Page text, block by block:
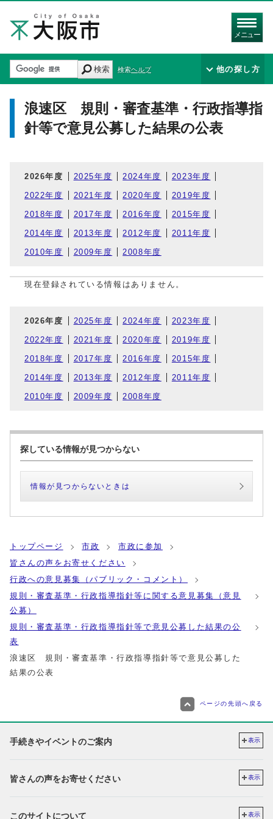
メニュー
検索 検索ヘルプ 他の探し方
浪速区 規則・審査基準・行政指導指
針等で意見公募した結果の公表
2026年度 2025年度 2024年度 2023年度
2022年度 2021年度 2020年度 2019年度
2018年度 2017年度 2016年度 2015年度
2014年度 2013年度 2012年度 2011年度
2010年度 2009年度 2008年度
現在登録されている情報はありません。
2026年度 2025年度 2024年度 2023年度
2022年度 2021年度 2020年度 2019年度
2018年度 2017年度 2016年度 2015年度
2014年度 2013年度 2012年度 2011年度
2010年度 2009年度 2008年度
探している情報が見つからない
情報が見つからないときは
トップページ 市政
市政に参加
皆さんの声をお寄せください
行政への意見募集（パブリック・コメント）
規則・審査基準・行政指導指針等に関する意見募集（意見
公募）
規則・審査基準・行政指導指針等で意見公募した結果の公
表
浪速区 規則・審査基準・行政指導指針等で意見公募した
結果の公表
ページの先頭へ戻る
手続きやイベントのご案内 表示
皆さんの声をお寄せください 表示
このサイトについて 表示